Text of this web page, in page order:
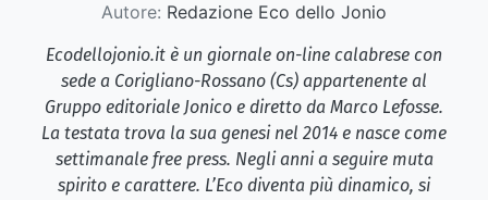
Autore: Redazione Eco dello Jonio
Ecodellojonio.it è un giornale on-line calabrese con
sede a Corigliano-Rossano (Cs) appartenente al
Gruppo editoriale Jonico e diretto da Marco Lefosse.
La testata trova la sua genesi nel 2014 e nasce come
settimanale free press. Negli anni a seguire muta
spirito e carattere. L’Eco diventa più dinamico, si